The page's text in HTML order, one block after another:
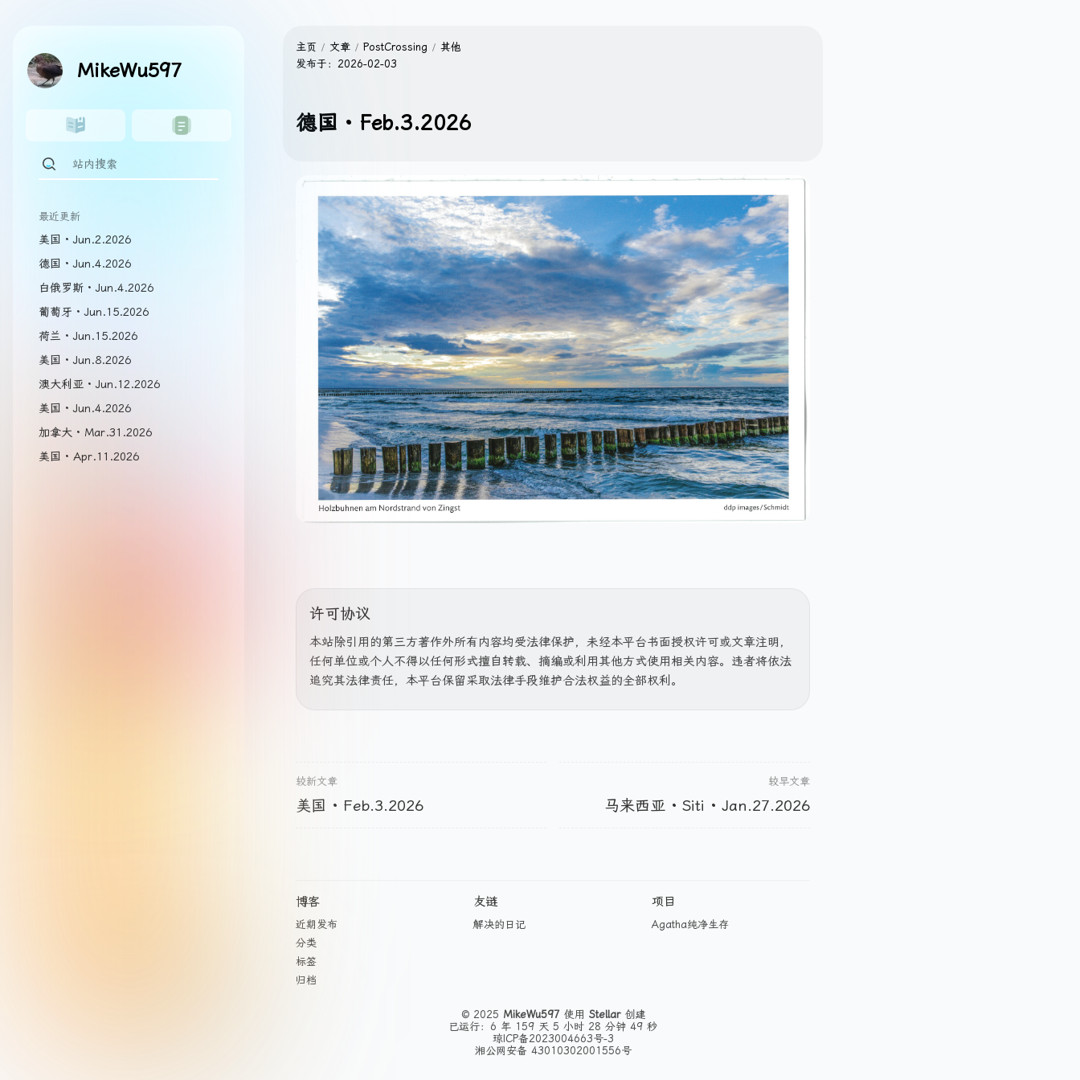
MikeWu597
最近更新
美国 · Jun.2.2026
德国 · Jun.4.2026
白俄罗斯 · Jun.4.2026
葡萄牙 · Jun.15.2026
荷兰 · Jun.15.2026
美国 · Jun.8.2026
澳大利亚 · Jun.12.2026
美国 · Jun.4.2026
加拿大 · Mar.31.2026
美国 · Apr.11.2026
主页 文章 PostCrossing
其他
发布于： 2026-02-03
德国 · Feb.3.2026
许可协议
本站除引用的第三方著作外所有内容均受法律保护，未经本平台书面授权许可或文章注明，
任何单位或个人不得以任何形式擅自转载、摘编或利用其他方式使用相关内容。违者将依法
追究其法律责任，本平台保留采取法律手段维护合法权益的全部权利。
较新文章
美国 · Feb.3.2026
较早文章
马来西亚 · Siti · Jan.27.2026
博客
近期发布
分类
标签
归档
友链
解决的日记
项目
Agatha纯净生存
© 2025 MikeWu597 使用 Stellar创建
已运行：6 年 159 天 5 小时 28 分钟 49 秒
琼ICP备2023004663号-3
湘公网安备 43010302001556号